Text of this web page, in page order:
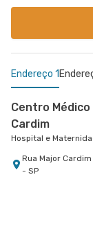
Endereço 1
Centro
Cardim
Hospital e
Rua Major
- SP
Rua Martim
Hospital São Luiz
Avenida Alvaro